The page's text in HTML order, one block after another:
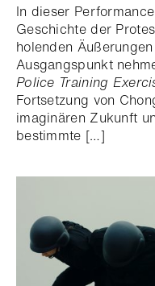
In dieser
Geschichte der
holenden
Ausgangspunkt
Police Training
Fortsetzung von
imaginären Zukunft
bestimmte […]